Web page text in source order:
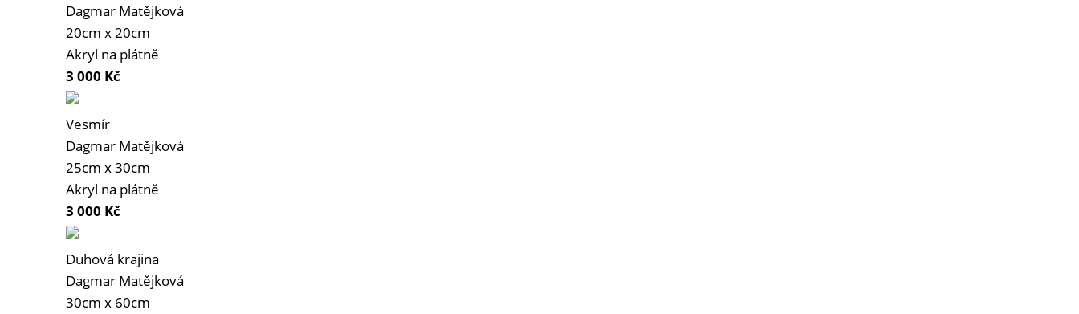
Dagmar Matějková
20cm x 20cm
Akryl na plátně
3 000 Kč
Vesmír
Dagmar Matějková
25cm x 30cm
Akryl na plátně
3 000 Kč
Duhová krajina
Dagmar Matějková
30cm x 60cm